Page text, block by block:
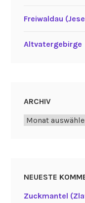
Freiwaldau
Altvatergebirge
ARCHIV
Archiv
NEUESTE
Zuckmantel